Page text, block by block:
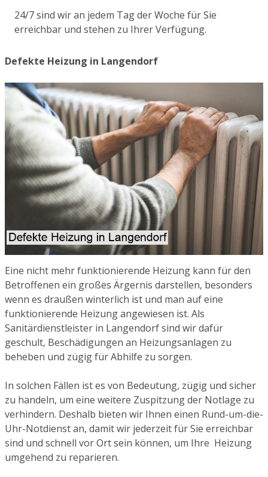
24/7 sind wir an jedem Tag der Woche für Sie
erreichbar und stehen zu Ihrer Verfügung.
Defekte Heizung in Langendorf
Eine nicht mehr funktionierende Heizung kann für den
Betroffenen ein großes Ärgernis darstellen, besonders
wenn es draußen winterlich ist und man auf eine
funktionierende Heizung angewiesen ist. Als
Sanitärdienstleister in Langendorf sind wir dafür
geschult, Beschädigungen an Heizungsanlagen zu
beheben und zügig für Abhilfe zu sorgen.
In solchen Fällen ist es von Bedeutung, zügig und sicher
zu handeln, um eine weitere Zuspitzung der Notlage zu
verhindern. Deshalb bieten wir Ihnen einen Rund-um-die-
Uhr-Notdienst an, damit wir jederzeit für Sie erreichbar
sind und schnell vor Ort sein können, um Ihre Heizung
umgehend zu reparieren.